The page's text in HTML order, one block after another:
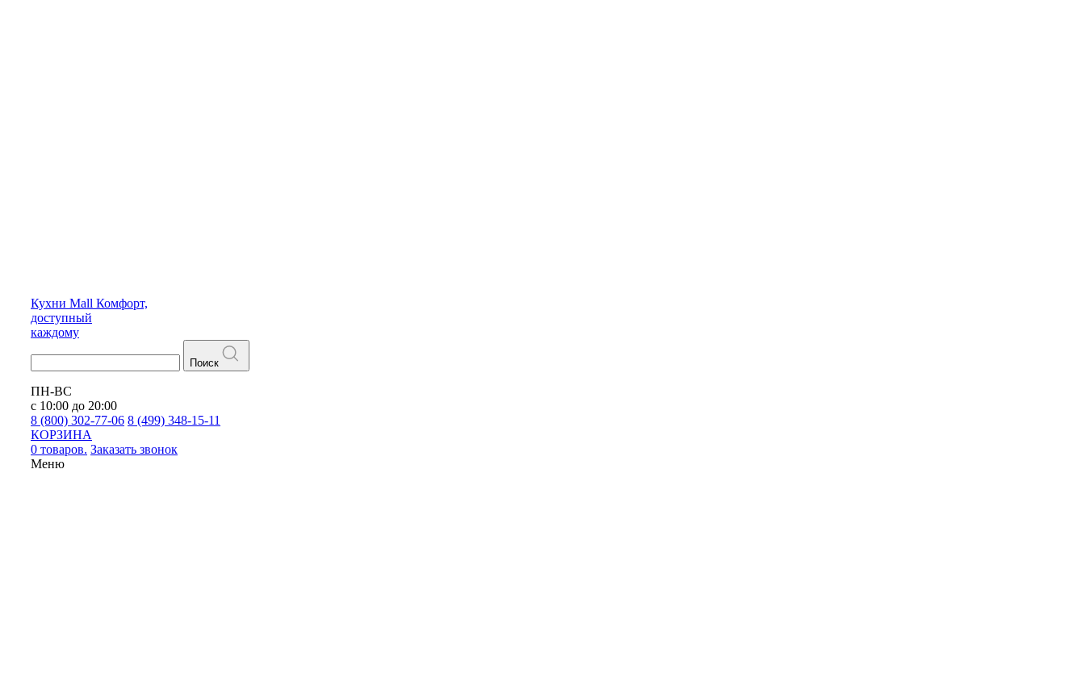
Кухни Mall Комфорт,
доступный
каждому
Поиск
ПН-ВС
с 10:00 до 20:00
8 (800) 302-77-06 8 (499) 348-15-11
КОРЗИНА
0 товаров. Заказать звонок
Меню